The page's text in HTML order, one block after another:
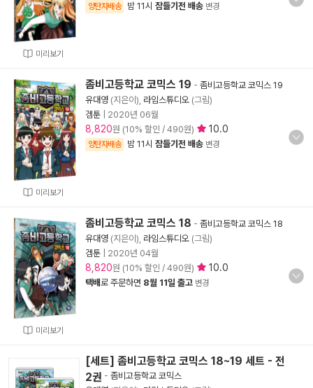
미리보기
양탄자배송 밤 11시 잠들기전 배송 변경
미리보기
좀비고등학교 코믹스 19 - 좀비고등학교 코믹스 19
유대영 (지은이), 라임스튜디오 (그림)
겜툰
2020년 06월
8,820원 (10% 할인 / 490원) 10.0
양탄자배송 밤 11시 잠들기전 배송 변경
미리보기
좀비고등학교 코믹스 18 - 좀비고등학교 코믹스 18
유대영 (지은이), 라임스튜디오 (그림)
겜툰
2020년 04월
8,820원 (10% 할인 / 490원) 10.0
택배로 주문하면 8월 11일 출고 변경
[세트] 좀비고등학교 코믹스 18~19 세트 - 전
2권 - 좀비고등학교 코믹스